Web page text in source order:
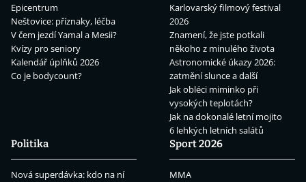
Epicentrum
Neštovice: příznaky, léčba
V čem jezdí Yamal a Mesii?
Kvízy pro seniory
Kalendář úplňků 2026
Co je bodycount?
Karlovarský filmový festival
2026
Znamení, že jste potkali
někoho z minulého života
Astronomické úkazy 2026:
zatmění slunce a další
Jak obléci miminko při
vysokých teplotách?
Jak na dokonalé letní mojito
6 lehkých letních salátů
Politika
Nová superdávka: kdo na ní
Sport 2026
MMA